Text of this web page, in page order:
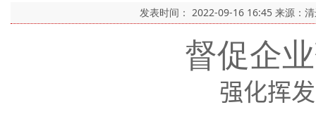
发表时间： 2022-09-16 16:45 来源：
督促企
强化挥